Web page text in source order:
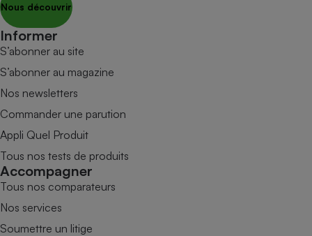
Nous découvrir
Informer
S’abonner au site
S’abonner au magazine
Nos newsletters
Commander une parution
Appli Quel Produit
Tous nos tests de produits
Accompagner
Tous nos comparateurs
Nos services
Soumettre un litige